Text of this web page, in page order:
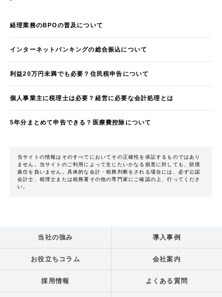
経理業務のBPOの普及について
インターネットバンキングの総合振込について
利益20万円未満でも必要？住民税申告について
個人事業主に税理士は必要？経営に必要な会計処理とは
5年分まとめて申告できる？医療費控除について
当サイトの情報はそのすべてにおいてその正確性を保証するものではあり
ません。当サイトのご利用によって生じたいかなる損害に対しても、賠償
責任を負いません。具体的な会計・税務判断をされる場合には、必ず公認
会計士、税理士または税務署その他の専門家にご確認の上、行ってくださ
い。
当社の強み 導入事例
お役立ちコラム 会社案内
採用情報 よくある質問